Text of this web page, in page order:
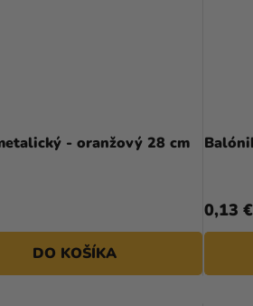
- oranžový 28 cm
DO KOŠÍKA
0,13 €